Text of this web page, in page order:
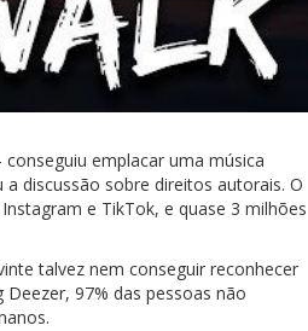
emplacar uma música
discussão sobre direitos autorais. O
e TikTok, e quase 3 milhões
talvez nem conseguir reconhecer
97% das pessoas não